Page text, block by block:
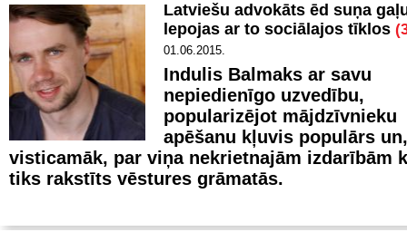
Latviešu advokāts ēd suņa
lepojas ar to sociālajos tīklos
01.06.2015.
Indulis Balmaks ar savu
nepiedienīgo uzvedību,
popularizējot mājdzīvnieku
apēšanu kļuvis populārs un,
visticamāk, par viņa nekrietnajām izdarībām
tiks rakstīts vēstures grāmatās.